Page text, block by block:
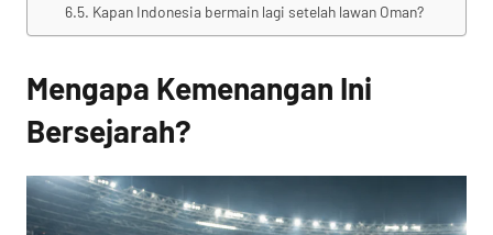
Kapan Indonesia bermain lagi setelah lawan Oman?
Mengapa Kemenangan Ini
Bersejarah?